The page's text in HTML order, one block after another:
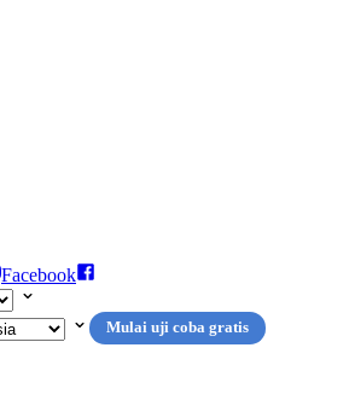
Facebook
Mulai uji coba gratis